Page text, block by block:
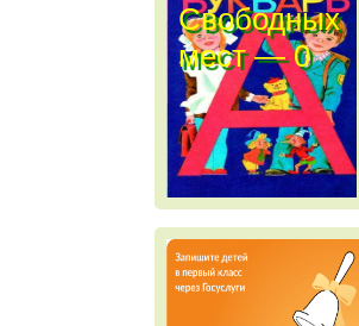
Свободных
мест — 0